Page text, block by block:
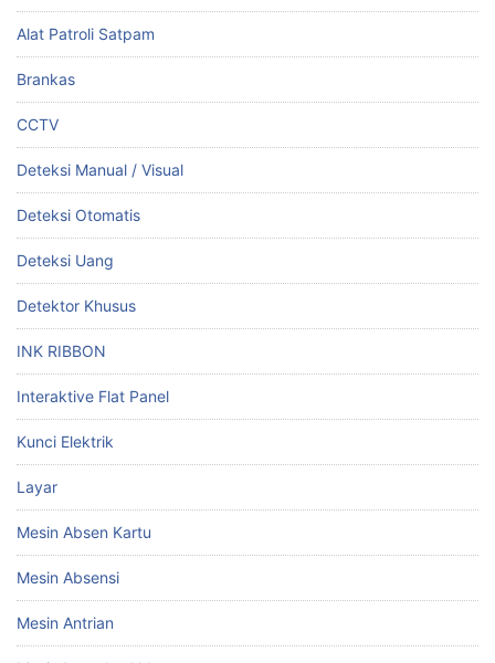
Alat Patroli Satpam
Brankas
CCTV
Deteksi Manual / Visual
Deteksi Otomatis
Deteksi Uang
Detektor Khusus
INK RIBBON
Interaktive Flat Panel
Kunci Elektrik
Layar
Mesin Absen Kartu
Mesin Absensi
Mesin Antrian